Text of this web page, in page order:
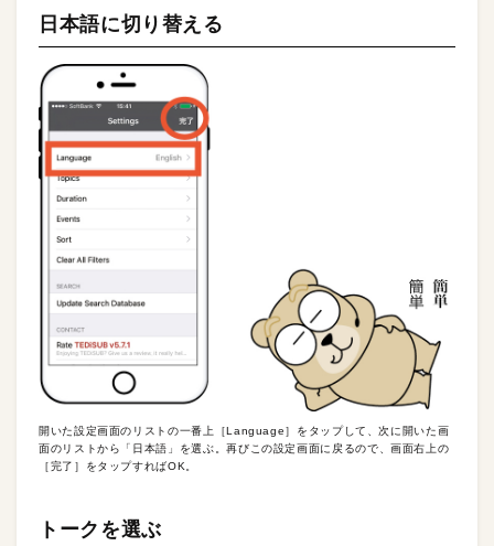
日本語に切り替える
開いた設定画面のリストの一番上［Language］をタップして、次に開いた画
面のリストから「日本語」を選ぶ。再びこの設定画面に戻るので、画面右上の
［完了］をタップすればOK。
トークを選ぶ